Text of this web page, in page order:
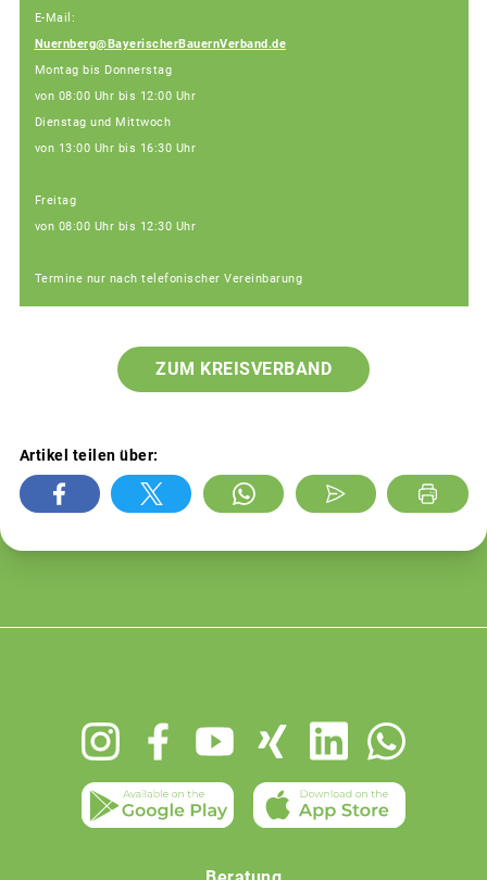
E-Mail:
Nuernberg@BayerischerBauernVerband.de
Montag bis Donnerstag
von 08:00 Uhr bis 12:00 Uhr
Dienstag und Mittwoch
von 13:00 Uhr bis 16:30 Uhr
Freitag
von 08:00 Uhr bis 12:30 Uhr
Termine nur nach telefonischer Vereinbarung
ZUM KREISVERBAND
Artikel teilen über: